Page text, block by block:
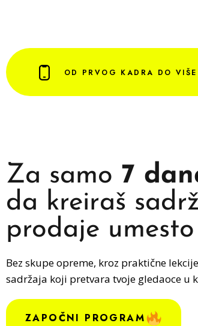
OD PRVOG KADRA DO VIŠE
Za samo 7
da kreiraš
prodaje
Bez skupe opreme, kroz praktične
sadržaja koji pretvara tvoje gledaoce u
ZAPOČNI PROGRAM